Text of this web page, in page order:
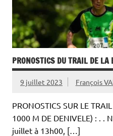
PRONOSTICS DU TRAIL DE
9 juillet 2023 François
PRONOSTICS SUR LE
1000 M DE DENIVELE) : . .
juillet à 13h00, […]